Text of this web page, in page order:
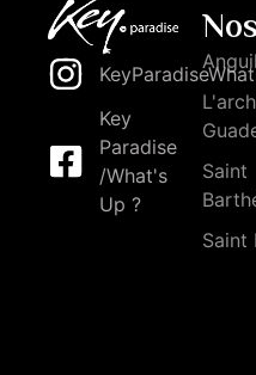
Key
Paradise
/What's
Up ?
Saint
Saint